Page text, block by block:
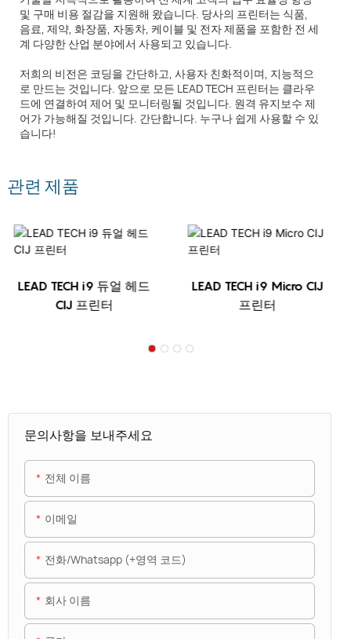
및 구매 비용 절감을 지원해 왔습니다. 당사의 프린터는 식품,
음료, 제약, 화장품, 자동차, 케이블 및 전자 제품을 포함한 전 세
계 다양한 산업 분야에서 사용되고 있습니다.
저희의 비전은 코딩을 간단하고, 사용자 친화적이며, 지능적으
로 만드는 것입니다. 앞으로 모든 LEAD TECH 프린터는 클라우
드에 연결하여 제어 및 모니터링될 것입니다. 원격 유지보수 제
어가 가능해질 것입니다. 간단합니다. 누구나 쉽게 사용할 수 있
습니다!
관련 제품
LEAD TECH i9 듀얼 헤드
CIJ 프린터
LEAD TECH i9 Micro CIJ
프린터
문의사항을 보내주세요
전체 이름
이메일
전화/whatsapp (+영역 코드)
회사 이름